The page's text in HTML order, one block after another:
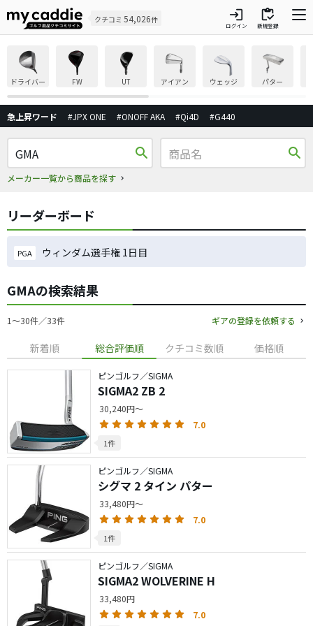
クチコミ 54,026件 login
ログイン
inventory
新規登録
ドライバー FW UT アイアン ウェッジ パター
急上昇ワード #JPX ONE #ONOFF AKA #Qi4D #G440
search
メーカー一覧から商品を探す
search
リーダーボード
PGA ウィンダム選手権 1日目
GMAの検索結果
1〜30件／33件 ギアの登録を依頼する
新着順 総合評価順 クチコミ数順 価格順
ピンゴルフ／SIGMA
SIGMA2 ZB 2
30,240円～
7.0
1件
ピンゴルフ／SIGMA
シグマ 2 タイン パター
33,480円～
7.0
1件
ピンゴルフ／SIGMA
SIGMA2 WOLVERINE H
33,480円
7.0